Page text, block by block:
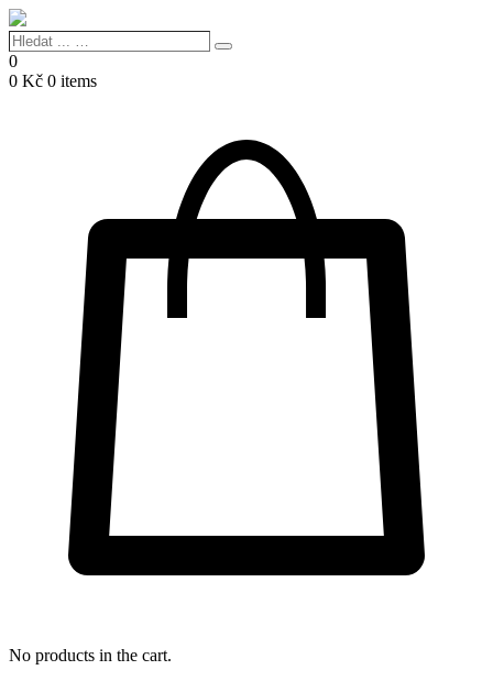
Hledat
...
…
Search
0
0 Kč 0 items
No products in the cart.